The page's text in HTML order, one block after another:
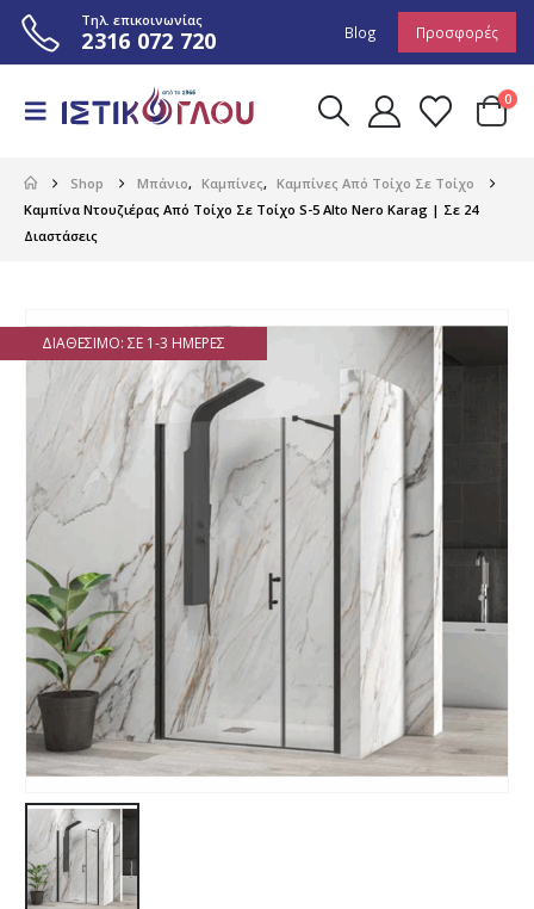
Τηλ. επικοινωνίας
2316 072 720 Blog Προσφορές
0
Shop Μπάνιο, Καμπίνες, Καμπίνες Από Τοίχο Σε Τοίχο
Καμπίνα Ντουζιέρας Από Τοίχο Σε Τοίχο S-5 Alto Nero Karag | Σε 24
Διαστάσεις
ΔΙΑΘΈΣΙΜΟ: ΣΕ 1-3 ΗΜΈΡΕΣ